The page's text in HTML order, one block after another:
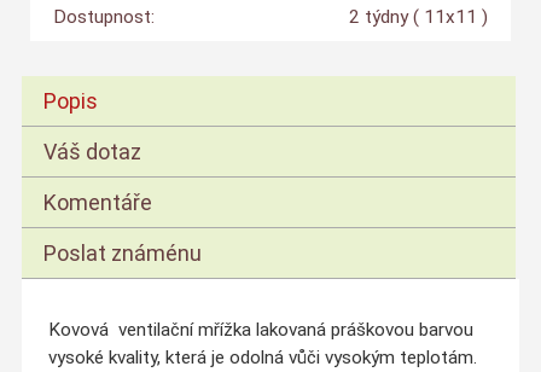
Dostupnost:
2 týdny ( 11x11 )
Popis
Váš dotaz
Komentáře
Poslat známénu
Kovová ventilační mřížka lakovaná práškovou barvou
vysoké kvality, která je odolná vůči vysokým teplotám.